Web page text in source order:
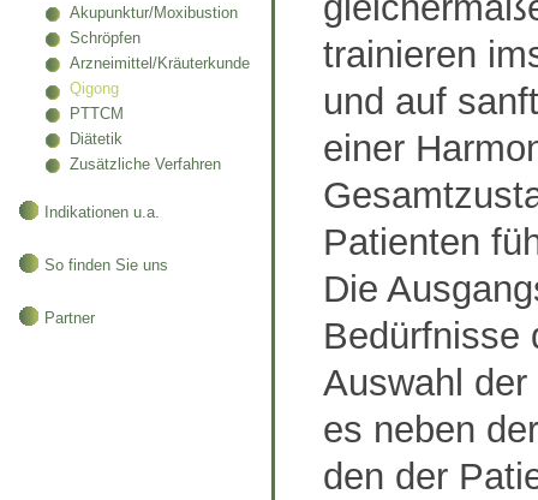
Akupunktur/Moxibustion
Schröpfen
Arzneimittel/Kräuterkunde
Qigong
PTTCM
Diätetik
Zusätzliche Verfahren
Indikationen u.a.
So finden Sie uns
Partner
trainieren
und auf
einer
Patienten
Die
Bedürfnisse
Auswahl
es neben
den der